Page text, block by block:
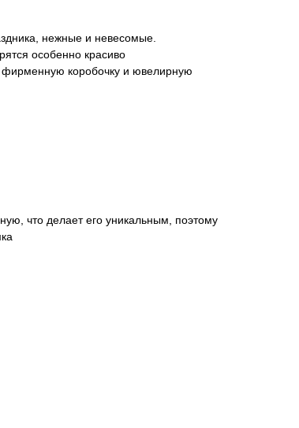
нежные и невесомые.
особенно красиво
коробочку и ювелирную
что делает его уникальным, поэтому